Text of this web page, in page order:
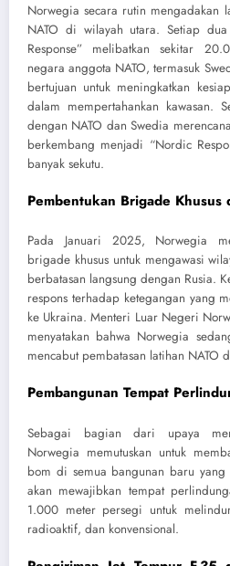
Norwegia secara rutin mengadakan
NATO di wilayah utara. Setiap
Response” melibatkan sekitar
negara anggota NATO, termasuk
bertujuan untuk meningkatkan
dalam mempertahankan kawasan.
dengan NATO dan Swedia
berkembang menjadi “Nordic
banyak sekutu.
Pembentukan Brigade Khusus
Pada Januari 2025, Norwegia
brigade khusus untuk mengawasi
berbatasan langsung dengan Rusia.
respons terhadap ketegangan yang
ke Ukraina. Menteri Luar Negeri
menyatakan bahwa Norwegia
mencabut pembatasan latihan NATO
Pembangunan Tempat
Sebagai bagian dari upaya
Norwegia memutuskan untuk
bom di semua bangunan baru yang
akan mewajibkan tempat
1.000 meter persegi untuk
radioaktif, dan konvensional.